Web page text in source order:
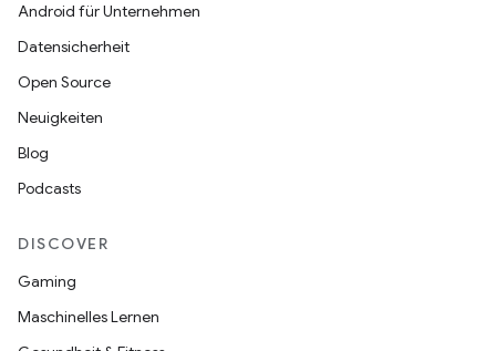
Android für Unternehmen
Datensicherheit
Open Source
Neuigkeiten
Blog
Podcasts
DISCOVER
Gaming
Maschinelles Lernen